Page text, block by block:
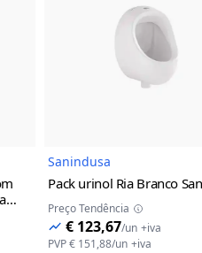
Sanindusa
Pack urinol Ria Branco
Preço Tendência
€ 123,67/un +iva
PVP€ 151,88/un +iva